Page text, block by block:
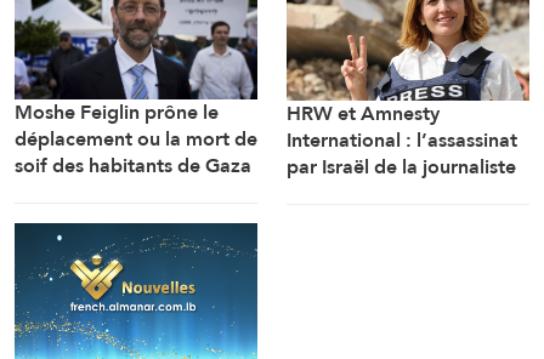
Moshe Feiglin prône le
déplacement ou la mort de
soif des habitants de Gaza
HRW et Amnesty
International : l’assassinat
par Israël de la journaliste